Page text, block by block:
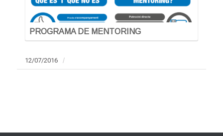
PROGRAMA DE MENTORING
12/07/2016 /